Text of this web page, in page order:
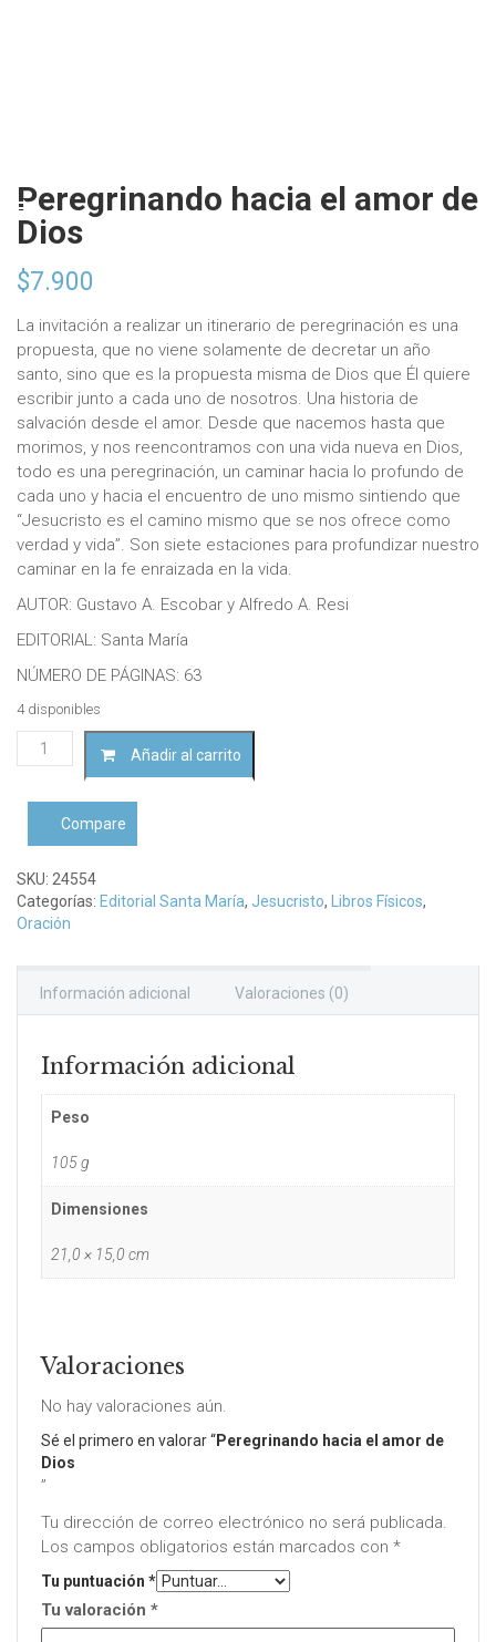
Peregrinando hacia el amor de
Dios
$7.900
La invitación a realizar un itinerario de peregrinación es una
propuesta, que no viene solamente de decretar un año
santo, sino que es la propuesta misma de Dios que Él quiere
escribir junto a cada uno de nosotros. Una historia de
salvación desde el amor. Desde que nacemos hasta que
morimos, y nos reencontramos con una vida nueva en Dios,
todo es una peregrinación, un caminar hacia lo profundo de
cada uno y hacia el encuentro de uno mismo sintiendo que
“Jesucristo es el camino mismo que se nos ofrece como
verdad y vida”. Son siete estaciones para profundizar nuestro
caminar en la fe enraizada en la vida.
AUTOR: Gustavo A. Escobar y Alfredo A. Resi
EDITORIAL: Santa María
NÚMERO DE PÁGINAS: 63
4 disponibles
Peregrinando
hacia
amor
Dios
cantidad
Añadir al carrito
Compare
SKU: 24554
Categorías: Editorial Santa María, Jesucristo, Libros Físicos,
Oración
Información adicional Valoraciones (0)
Información adicional
Peso
105 g
Dimensiones
21,0 × 15,0 cm
Valoraciones
No hay valoraciones aún.
Sé el primero en valorar “Peregrinando hacia el amor de
Dios
”
Tu dirección de correo electrónico no será publicada.
Los campos obligatorios están marcados con *
Tu puntuación *
Tu valoración *